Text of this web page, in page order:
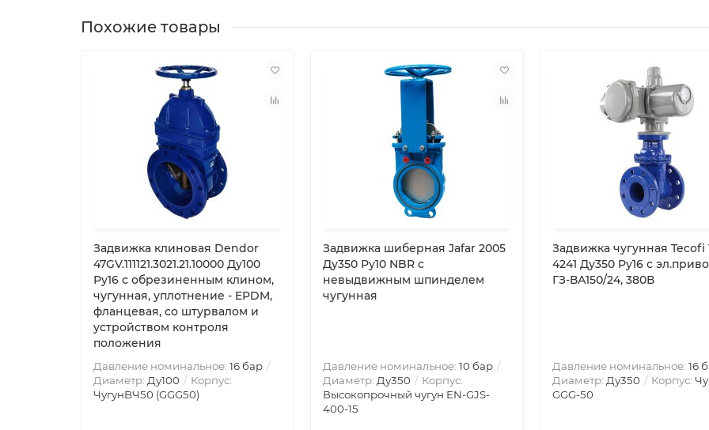
Похожие товары
Задвижка клиновая Dendor
47GV.111121.3021.21.10000 Ду100
Ру16 с обрезиненным клином,
чугунная, уплотнение - EPDM,
фланцевая, со штурвалом и
устройством контроля
положения
Давление номинальное: 16 бар
Диаметр: Ду100
Корпус:
ЧугунBЧ50 (GGG50)
Задвижка шиберная Jafar 2005
Ду350 Ру10 NBR с
невыдвижным шпинделем
чугунная
Давление номинальное: 10 бар
Диаметр: Ду350
Корпус:
Высокопрочный чугун EN-GJS-
400-15
Задвижка чугунная Tecofi
4241 Ду350 Ру16 с
ГЗ-ВА150/24, 380В
Давление номинальное: 16
Диаметр: Ду350 Корпус:
GGG-50